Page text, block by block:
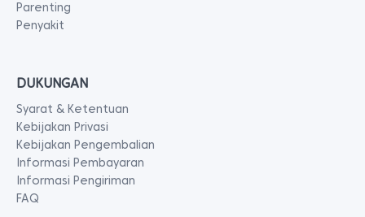
Parenting
Penyakit
DUKUNGAN
Syarat & Ketentuan
Kebijakan Privasi
Kebijakan Pengembalian
Informasi Pembayaran
Informasi Pengiriman
FAQ